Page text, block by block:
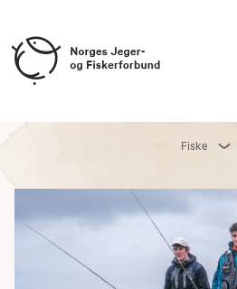
Fiske